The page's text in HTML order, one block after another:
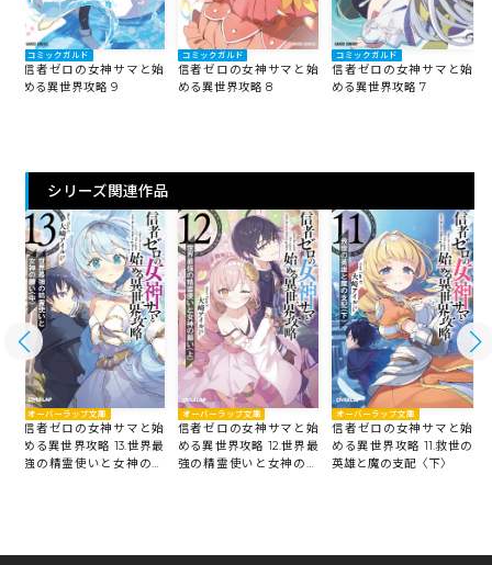
コミックガルド
信者ゼロの女神サマと始
める異世界攻略 9
コミックガルド
信者ゼロの女神サマと始
める異世界攻略 8
コミックガルド
信者ゼロの女神サマと始
める異世界攻略 7
シリーズ関連作品
オーバーラップ文庫
信者ゼロの女神サマと始
める異世界攻略 13.世界最
強の精霊使いと女神の願
オーバーラップ文庫
信者ゼロの女神サマと始
める異世界攻略 12.世界最
強の精霊使いと女神の願
オーバーラップ文庫
信者ゼロの女神サマと始
める異世界攻略 11.救世の
英雄と魔の支配〈下〉